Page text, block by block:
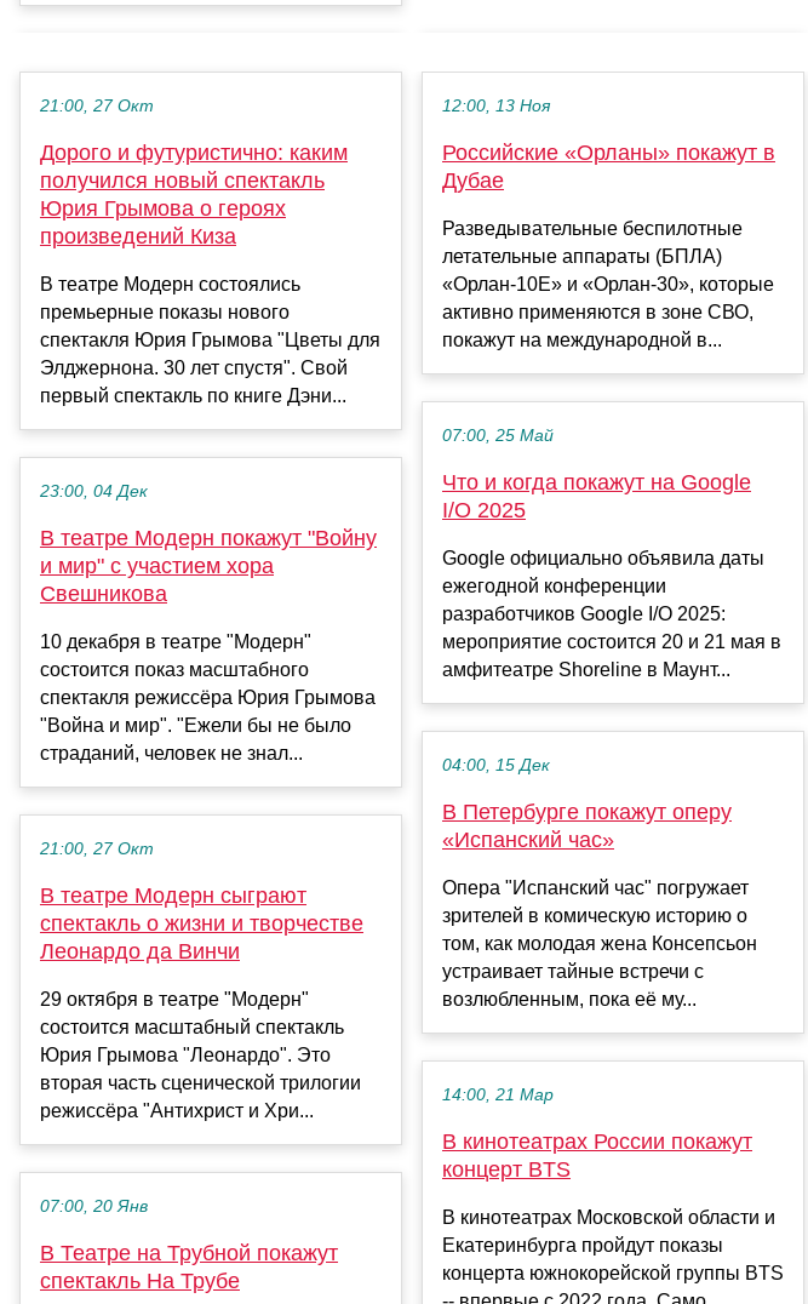
21:00, 27 Окт
Дорого и футуристично: каким
получился новый спектакль
Юрия Грымова о героях
произведений Киза
В театре Модерн состоялись
премьерные показы нового
спектакля Юрия Грымова "Цветы для
Элджернона. 30 лет спустя". Свой
первый спектакль по книге Дэни...
23:00, 04 Дек
В театре Модерн покажут "Войну
и мир" с участием хора
Свешникова
10 декабря в театре "Модерн"
состоится показ масштабного
спектакля режиссёра Юрия Грымова
"Война и мир". "Ежели бы не было
страданий, человек не знал...
21:00, 27 Окт
В театре Модерн сыграют
спектакль о жизни и творчестве
Леонардо да Винчи
29 октября в театре "Модерн"
состоится масштабный спектакль
Юрия Грымова "Леонардо". Это
вторая часть сценической трилогии
режиссёра "Антихрист и Хри...
07:00, 20 Янв
В Театре на Трубной покажут
спектакль На Трубе
12:00, 13 Ноя
Российские «Орланы» покажут в
Дубае
Разведывательные беспилотные
летательные аппараты (БПЛА)
«Орлан-10Е» и «Орлан-30», которые
активно применяются в зоне СВО,
покажут на международной в...
07:00, 25 Май
Что и когда покажут на Google
I/O 2025
Google официально объявила даты
ежегодной конференции
разработчиков Google I/O 2025:
мероприятие состоится 20 и 21 мая в
амфитеатре Shoreline в Маунт...
04:00, 15 Дек
В Петербурге покажут оперу
«Испанский час»
Опера "Испанский час" погружает
зрителей в комическую историю о
том, как молодая жена Консепсьон
устраивает тайные встречи с
возлюбленным, пока её му...
14:00, 21 Мар
В кинотеатрах России покажут
концерт BTS
В кинотеатрах Московской области и
Екатеринбурга пройдут показы
концерта южнокорейской группы BTS